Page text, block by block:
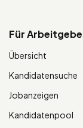
Für
Übersicht
Kandidatensuche
Jobanzeigen
Kandidatenpool